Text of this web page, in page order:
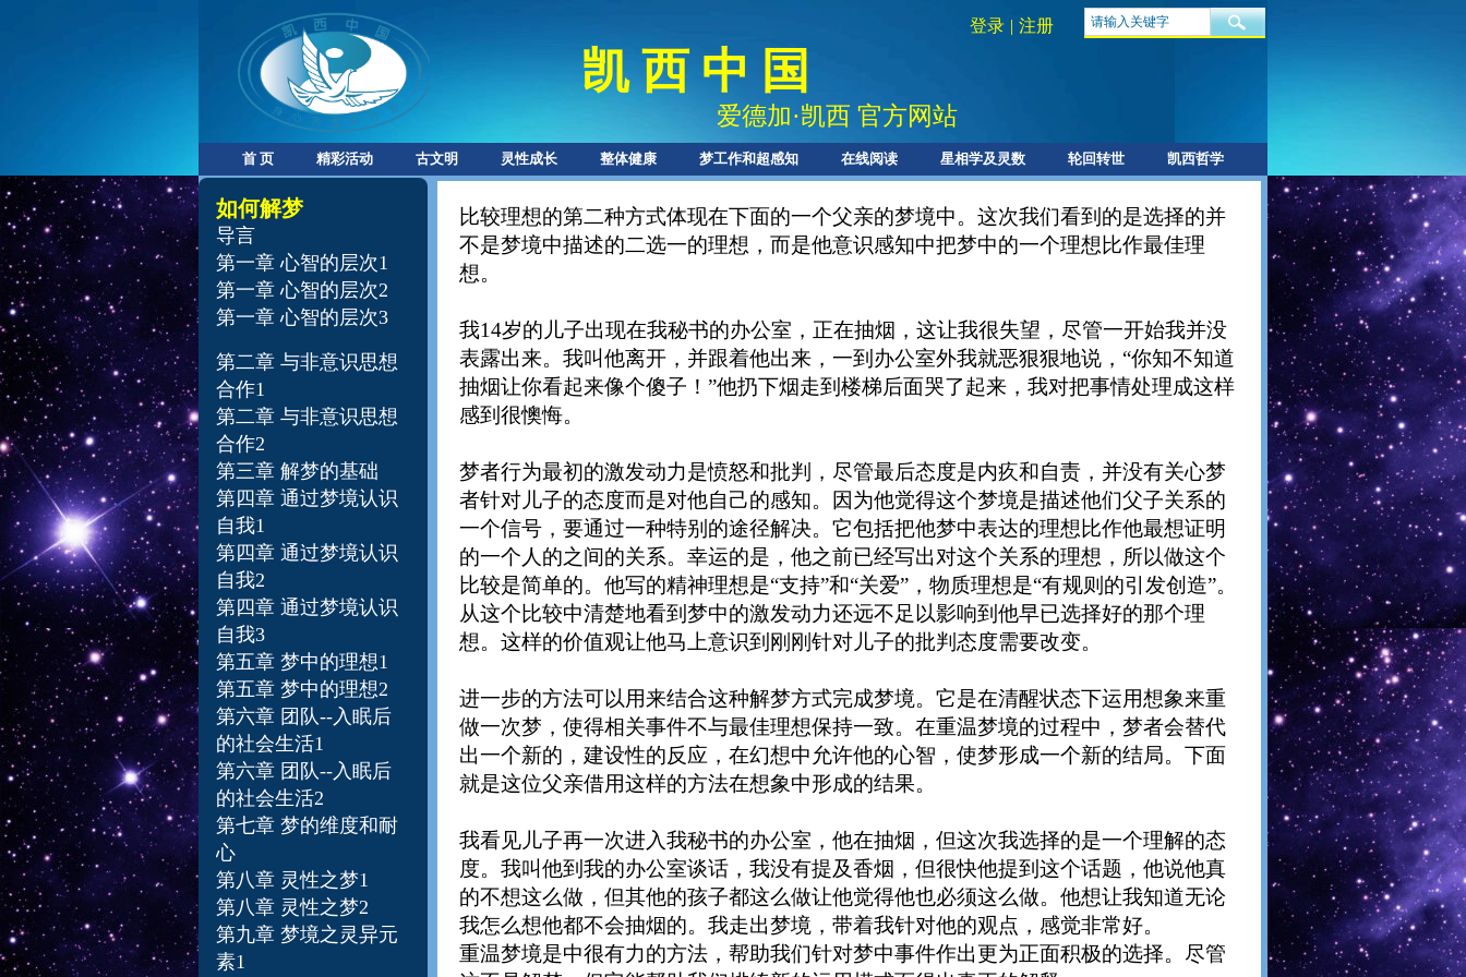
爱德加·凯西 官方网站
凯 西 中 国
登录 | 注册
首 页 精彩活动 古文明 灵性成长 整体健康 梦工作和超感知 在线阅读 星相学及灵数 轮回转世 凯西哲学
如何解梦
导言
第一章 心智的层次1
第一章 心智的层次2
第一章 心智的层次3
第二章 与非意识思想
合作1
第二章 与非意识思想
合作2
第三章 解梦的基础
第四章 通过梦境认识
自我1
第四章 通过梦境认识
自我2
第四章 通过梦境认识
自我3
第五章 梦中的理想1
第五章 梦中的理想2
第六章 团队--入眠后
的社会生活1
第六章 团队--入眠后
的社会生活2
第七章 梦的维度和耐
心
第八章 灵性之梦1
第八章 灵性之梦2
第九章 梦境之灵异元
素1
比较理想的第二种方式体现在下面的一个父亲的梦境中。这次我们看到的是选择的并
不是梦境中描述的二选一的理想，而是他意识感知中把梦中的一个理想比作最佳理
想。
我14岁的儿子出现在我秘书的办公室，正在抽烟，这让我很失望，尽管一开始我并没
表露出来。我叫他离开，并跟着他出来，一到办公室外我就恶狠狠地说，“你知不知道
抽烟让你看起来像个傻子！”他扔下烟走到楼梯后面哭了起来，我对把事情处理成这样
感到很懊悔。
梦者行为最初的激发动力是愤怒和批判，尽管最后态度是内疚和自责，并没有关心梦
者针对儿子的态度而是对他自己的感知。因为他觉得这个梦境是描述他们父子关系的
一个信号，要通过一种特别的途径解决。它包括把他梦中表达的理想比作他最想证明
的一个人的之间的关系。幸运的是，他之前已经写出对这个关系的理想，所以做这个
比较是简单的。他写的精神理想是“支持”和“关爱”，物质理想是“有规则的引发创造”。
从这个比较中清楚地看到梦中的激发动力还远不足以影响到他早已选择好的那个理
想。这样的价值观让他马上意识到刚刚针对儿子的批判态度需要改变。
进一步的方法可以用来结合这种解梦方式完成梦境。它是在清醒状态下运用想象来重
做一次梦，使得相关事件不与最佳理想保持一致。在重温梦境的过程中，梦者会替代
出一个新的，建设性的反应，在幻想中允许他的心智，使梦形成一个新的结局。下面
就是这位父亲借用这样的方法在想象中形成的结果。
我看见儿子再一次进入我秘书的办公室，他在抽烟，但这次我选择的是一个理解的态
度。我叫他到我的办公室谈话，我没有提及香烟，但很快他提到这个话题，他说他真
的不想这么做，但其他的孩子都这么做让他觉得他也必须这么做。他想让我知道无论
我怎么想他都不会抽烟的。我走出梦境，带着我针对他的观点，感觉非常好。
重温梦境是中很有力的方法，帮助我们针对梦中事件作出更为正面积极的选择。尽管